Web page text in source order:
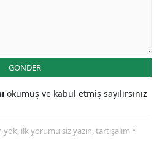
GÖNDER
okumuş ve kabul etmiş sayılırsınız
ilk yorumu siz yazın, tartışalım *